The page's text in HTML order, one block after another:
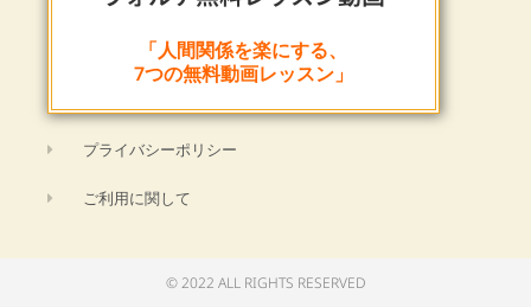
「人間関係を楽にする、
7つの無料動画レッスン」
プライバシーポリシー
ご利用に関して
© 2022 ALL RIGHTS RESERVED​